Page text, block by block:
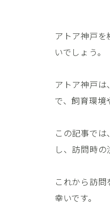
アトア神戸
いでしょう。
アトア神戸
で、飼育環境
この記事で
し、訪問時
これから訪
幸いです。